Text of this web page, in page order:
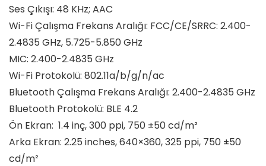
Ses Çıkışı: 48 KHz; AAC
Wi-Fi Çalışma Frekans Aralığı: FCC/CE/SRRC: 2.400-
2.4835 GHz, 5.725-5.850 GHz
MIC: 2.400-2.4835 GHz
Wi-Fi Protokolü: 802.11a/b/g/n/ac
Bluetooth Çalışma Frekans Aralığı: 2.400-2.4835 GHz
Bluetooth Protokolü: BLE 4.2
Ön Ekran: 1.4 inç, 300 ppi, 750 ±50 cd/m²
Arka Ekran: 2.25 inches, 640×360, 325 ppi, 750 ±50
cd/m²